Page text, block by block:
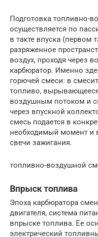
Подготовка топливно-
осуществляется по
в такте впуска (первом
разряженное
воздух, проходя через
карбюратор. Именно
горючей смеси: в
топливо,
воздушным потоком и
через впускной
смесь подается в
необходимый момент и
свечи зажигания.
топливно-воздушной
Впрыск топлива
Эпоха карбюратора
двигателя, система
впрыске топлива. Ее
электрический